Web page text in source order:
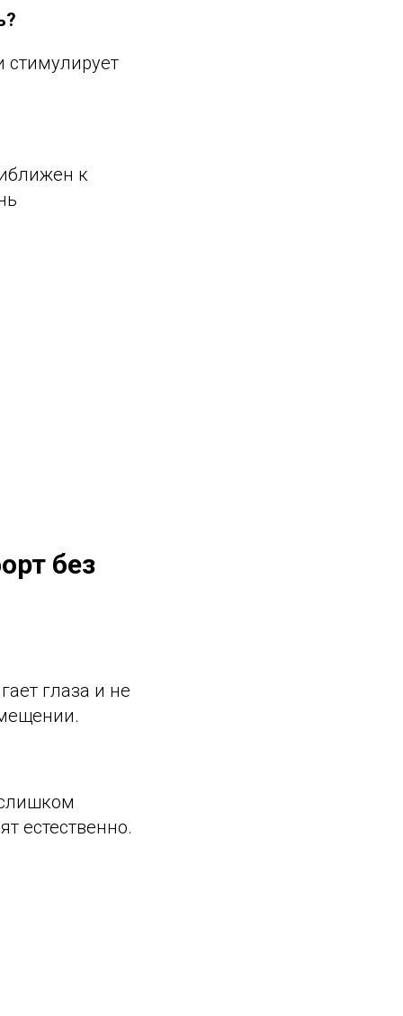
стимулирует
к
без
глаза и не
естественно.